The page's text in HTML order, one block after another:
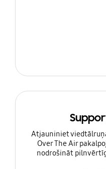
Atjauniniet
Over The Air
nodrošināt